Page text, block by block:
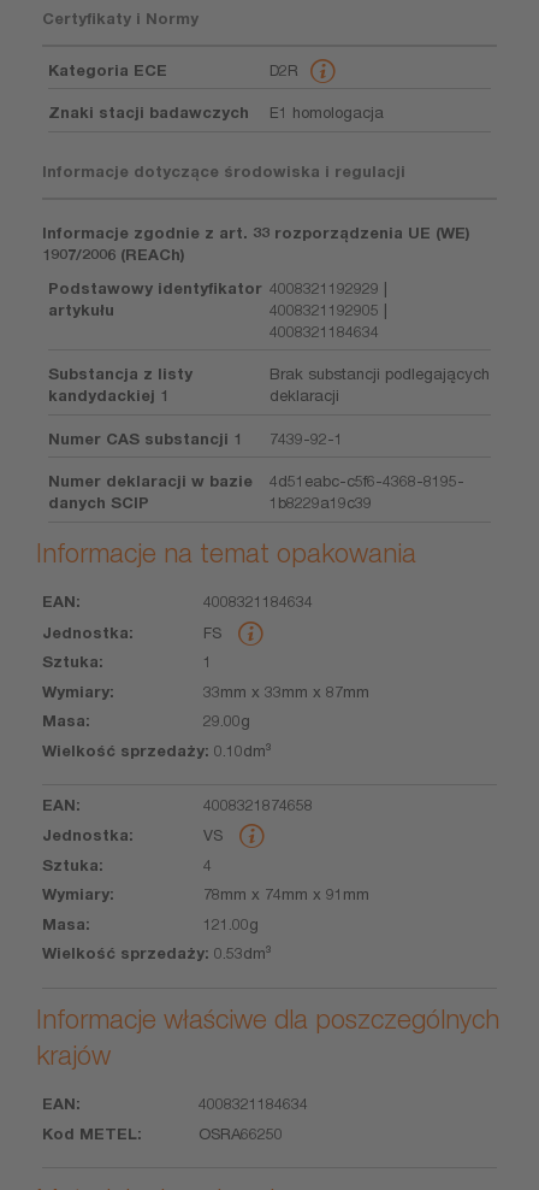
Certyfikaty i Normy
Kategoria ECE D2R
Znaki stacji badawczych E1 homologacja
Informacje dotyczące środowiska i regulacji
Informacje zgodnie z art. 33 rozporządzenia UE (WE)
1907/2006 (REACh)
Podstawowy identyfikator
artykułu
4008321192929 |
4008321192905 |
4008321184634
Substancja z listy
kandydackiej 1
Brak substancji podlegających
deklaracji
Numer CAS substancji 1 7439-92-1
Numer deklaracji w bazie
danych SCIP
4d51eabc-c5f6-4368-8195-
1b8229a19c39
Informacje na temat opakowania
EAN Sztuka Wymiary
4008321184634
FS
1
33mm x 33mm x 87mm
29.00g
0.10dm³
4008321874658
VS
4
78mm x 74mm x 91mm
121.00g
0.53dm³
Informacje właściwe dla poszczególnych
krajów
EAN
METEL
4008321184634
OSRA66250